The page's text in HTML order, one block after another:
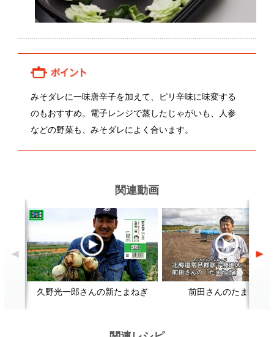
関連動画
久野光一郎さんの新たまねぎ 前田さんのたまねぎ
関連レシピ
野菜（かぶ）の浅漬けをおいしく
つくるには？
親子丼
顔が見える食品。 ホーム
野菜。